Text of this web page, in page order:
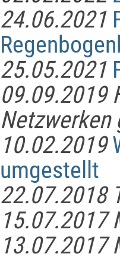
24.06.2021
25.05.2021
09.09.2019
Netzwerken
10.02.2019
umgestellt
22.07.2018
15.07.2017
13.07.2017